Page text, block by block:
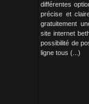
différentes
précise et
gratuitement
site internet
possibilité de
ligne tous (...)